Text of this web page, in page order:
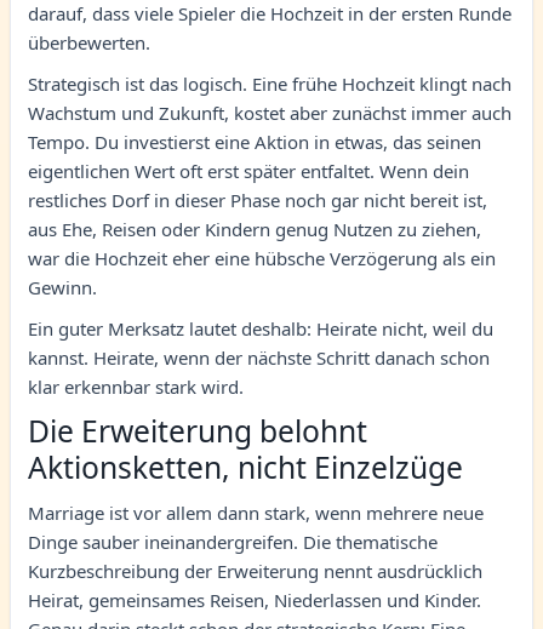
darauf, dass viele Spieler die Hochzeit in der ersten Runde
überbewerten.
Strategisch ist das logisch. Eine frühe Hochzeit klingt nach
Wachstum und Zukunft, kostet aber zunächst immer auch
Tempo. Du investierst eine Aktion in etwas, das seinen
eigentlichen Wert oft erst später entfaltet. Wenn dein
restliches Dorf in dieser Phase noch gar nicht bereit ist,
aus Ehe, Reisen oder Kindern genug Nutzen zu ziehen,
war die Hochzeit eher eine hübsche Verzögerung als ein
Gewinn.
Ein guter Merksatz lautet deshalb: Heirate nicht, weil du
kannst. Heirate, wenn der nächste Schritt danach schon
klar erkennbar stark wird.
Die Erweiterung belohnt
Aktionsketten, nicht Einzelzüge
Marriage ist vor allem dann stark, wenn mehrere neue
Dinge sauber ineinandergreifen. Die thematische
Kurzbeschreibung der Erweiterung nennt ausdrücklich
Heirat, gemeinsames Reisen, Niederlassen und Kinder.